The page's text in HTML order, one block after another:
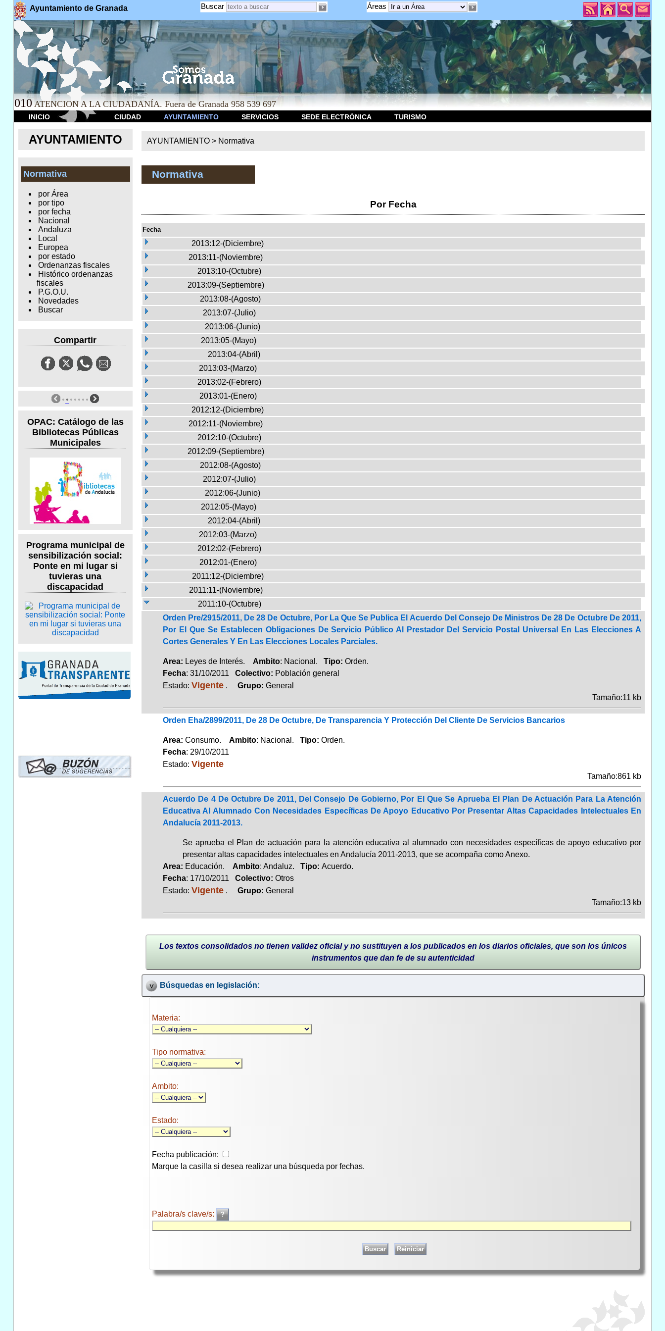
Ayuntamiento de Granada Áreas
Buscar
010 ATENCION A LA CIUDADANÍA. Fuera de Granada 958 539 697
INICIO CIUDAD AYUNTAMIENTO SERVICIOS SEDE ELECTRÓNICA TURISMO
AYUNTAMIENTO
Normativa
por Área
por tipo
por fecha
Nacional
Andaluza
Local
Europea
por estado
Ordenanzas fiscales
Histórico ordenanzas
fiscales
P.G.O.U.
Novedades
Buscar
Compartir
OPAC: Catálogo de las
Bibliotecas Públicas
Municipales
Programa municipal de
sensibilización social:
Ponte en mi lugar si
tuvieras una
discapacidad
AYUNTAMIENTO > Normativa
Normativa
Por Fecha
Fecha
2013:12-(Diciembre)
2013:11-(Noviembre)
2013:10-(Octubre)
2013:09-(Septiembre)
2013:08-(Agosto)
2013:07-(Julio)
2013:06-(Junio)
2013:05-(Mayo)
2013:04-(Abril)
2013:03-(Marzo)
2013:02-(Febrero)
2013:01-(Enero)
2012:12-(Diciembre)
2012:11-(Noviembre)
2012:10-(Octubre)
2012:09-(Septiembre)
2012:08-(Agosto)
2012:07-(Julio)
2012:06-(Junio)
2012:05-(Mayo)
2012:04-(Abril)
2012:03-(Marzo)
2012:02-(Febrero)
2012:01-(Enero)
2011:12-(Diciembre)
2011:11-(Noviembre)
2011:10-(Octubre)
Orden Pre/2915/2011, De 28 De Octubre, Por La Que Se Publica El Acuerdo Del Consejo De Ministros De 28 De Octubre De 2011,
Por El Que Se Establecen Obligaciones De Servicio Público Al Prestador Del Servicio Postal Universal En Las Elecciones A
Cortes Generales Y En Las Elecciones Locales Parciales.
Area: Leyes de Interés. Ambito: Nacional. Tipo: Orden.
Fecha: 31/10/2011 Colectivo: Población general
Estado: Vigente. Grupo: General
Tamaño:11 kb
Orden Eha/2899/2011, De 28 De Octubre, De Transparencia Y Protección Del Cliente De Servicios Bancarios
Area: Consumo. Ambito: Nacional. Tipo: Orden.
Fecha: 29/10/2011
Estado: Vigente
Tamaño:861 kb
Acuerdo De 4 De Octubre De 2011, Del Consejo De Gobierno, Por El Que Se Aprueba El Plan De Actuación Para La Atención
Educativa Al Alumnado Con Necesidades Específicas De Apoyo Educativo Por Presentar Altas Capacidades Intelectuales En
Andalucía 2011-2013.
Se aprueba el Plan de actuación para la atención educa­tiva al alumnado con necesidades específicas de apoyo educa­tivo por
presentar altas capacidades intelectuales en Andalucía 2011-2013, que se acompaña como Anexo.
Area: Educación. Ambito: Andaluz. Tipo: Acuerdo.
Fecha: 17/10/2011 Colectivo: Otros
Estado: Vigente. Grupo: General
Tamaño:13 kb
Los textos consolidados no tienen validez oficial y no sustituyen a los publicados en los diarios oficiales, que son los únicos
instrumentos que dan fe de su autenticidad
Búsquedas en legislación:
Materia:
Tipo normativa:
Ambito:
Estado:
Fecha publicación:
Marque la casilla si desea realizar una búsqueda por fechas.
Palabra/s clave/s: